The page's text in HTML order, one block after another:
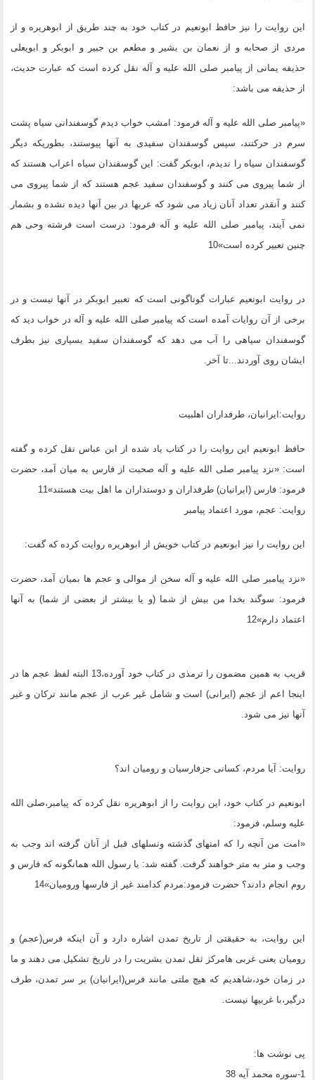
این روایت را نیز حافظ ابونعیم در کتاب خود به چند طریق از ابوهریره و از
مردى از صحابه و از نعمان بن بشیر و مطعم بن جبیر و ابوبکر و ابویعلى
حذیفه یمانى از پیامبر صلى الله علیه و آله نقل کرده است که عبارت حدیث،
از حذیفه مى باشد:
«پیامبر صلى الله علیه و آله فرمود: امشب خواب دیدم گوسفندانى سیاه پشت
سرم در حرکتند، سپس گوسفندان سفیدى به آنها پیوستند، بطوریکه دیگر
گوسفندان سیاه را ندیدم، ابوبکر گفت: این گوسفندان سیاه اعراب هستند که
از شما پیروى مى کنند و گوسفندان سفید عجم هستند که از شما پیروى مى
کنند و آنقدر تعداد آنان زیاد مى شود که عربها در بین آنها دیده نشده و بشمار
نمى آیند، پیامبر صلى الله علیه و آله فرمود: درست است فرشته وحى هم
چنین تعبیر کرده است»10
در روایت ابونعیم عبارات گوناگونى است که تعبیر ابوبکر در آنها نیست و در
برخى از آن روایات آمده است که پیامبر صلى الله علیه و آله در خواب دید که
گوسفندان سیاهى را آب مى دهد که گوسفندان سفید بسیارى نیز بطرف
ایشان روى آوردند...تا آخر.
روایت:ایرانیان، طرفداران اهلبیت
حافظ ابونعیم این روایت را در کتاب یاد شده از ابن عباس نقل کرده و گفته
است: «نزد پیامبر صلى الله علیه و آله صحبت از فارس به میان آمد، حضرت
فرمود: فارس (ایرانیان) طرفداران و دوستداران ما اهل بیت هستند»11
روایت: عجم، مورد اعتماد پیامبر
این روایت را نیز ابونعیم در کتاب خویش از ابوهریره روایت کرده که گفت:
«نزد پیامبر صلى الله علیه و آله سخن از موالى و عجم ها بمیان آمد، حضرت
فرمود: سوگند بخدا من بیش از شما (و یا بیشتر از بعضى از شما) به آنها
اعتماد دارم»12
قریب به همین مضمون را ترمذى در کتاب خود آورده،13 البته لفظ عجم ها در
اینجا اعم از عجم (ایرانى) است و شامل غیر عرب از عجم مانند ترکان و غیر
آنها نیز مى شود.
روایت: آیا مردم، کسانى جزفارسیان و رومیان اند؟
ابونعیم در کتاب خود، این روایت را از ابوهریره نقل کرده که پیامبر،صلى الله
علیه وسلم، فرمود:
«امت من آنچه را که امتهاى گذشته ونسلهاى قبل از آنان گرفته اند وجب به
وجب و متر به متر خواهند گرفت. گفته شد: یا رسول الله همانگونه که فارس و
روم انجام دادند؟ حضرت فرمود:مردم کدامند غیر از فارسها ورومیان»14
این روایت، به حقیقتى از تاریخ تمدن اشاره دارد و آن اینکه فرس(عجم) و
رومیان یعنى غربى هامرکز ثقل تمدن بشریت را در تاریخ تشکیل مى دهند و ما
در زمان خود،شاهدیم که هیچ ملتى مانند فرس(ایرانیان) بر سر تمدن، طرف
درگیر،با غربیها نیست.
پی نوشت ها:
1-سوره محمد آیه 38